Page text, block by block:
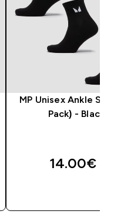
MP Unisex Ankle
Pack) - Black
14.00€‎